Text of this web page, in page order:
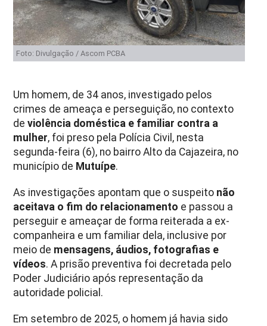
Foto: Divulgação / Ascom PCBA
Um homem, de 34 anos, investigado pelos
crimes de ameaça e perseguição, no contexto
deviolência doméstica e familiar contra a
mulher, foi preso pela Polícia Civil, nesta
segunda-feira (6), no bairro Alto da Cajazeira, no
município de Mutuípe.
As investigações apontam que o suspeito não
aceitava o fim do relacionamento e passou a
perseguir e ameaçar de forma reiterada a ex-
companheira e um familiar dela, inclusive por
meio de mensagens, áudios, fotografias e
vídeos. A prisão preventiva foi decretada pelo
Poder Judiciário após representação da
autoridade policial.
Em setembro de 2025, o homem já havia sido